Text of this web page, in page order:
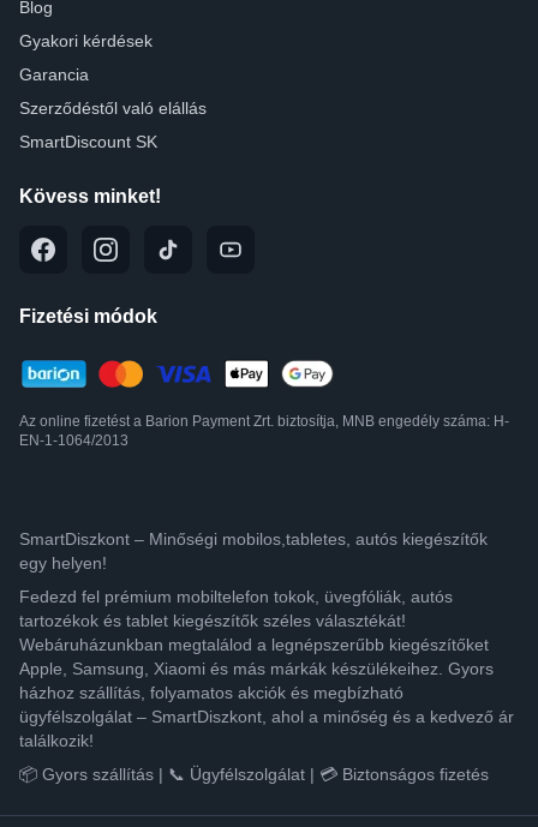
Blog
Gyakori kérdések
Garancia
Szerződéstől való elállás
SmartDiscount SK
Kövess minket!
Fizetési módok
Az online fizetést a Barion Payment Zrt. biztosítja, MNB engedély száma: H-
EN-1-1064/2013
SmartDiszkont – Minőségi mobilos,tabletes, autós kiegészítők
egy helyen!
Fedezd fel prémium mobiltelefon tokok, üvegfóliák, autós
tartozékok és tablet kiegészítők széles választékát!
Webáruházunkban megtalálod a legnépszerűbb kiegészítőket
Apple, Samsung, Xiaomi és más márkák készülékeihez. Gyors
házhoz szállítás, folyamatos akciók és megbízható
ügyfélszolgálat – SmartDiszkont, ahol a minőség és a kedvező ár
találkozik!
📦 Gyors szállítás | 📞 Ügyfélszolgálat | 💳 Biztonságos fizetés